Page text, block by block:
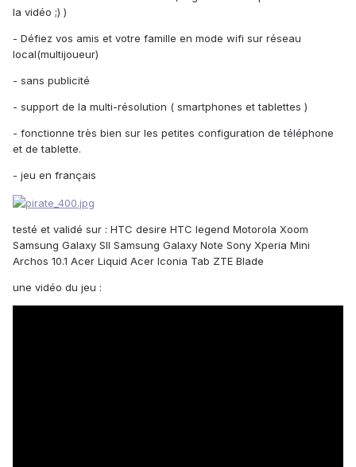
la vidéo ;) )
- Défiez vos amis et votre famille en mode wifi sur réseau
local(multijoueur)
- sans publicité
- support de la multi-résolution ( smartphones et tablettes )
- fonctionne très bien sur les petites configuration de téléphone
et de tablette.
- jeu en français
testé et validé sur : HTC desire HTC legend Motorola Xoom
Samsung Galaxy SII Samsung Galaxy Note Sony Xperia Mini
Archos 10.1 Acer Liquid Acer Iconia Tab ZTE Blade
une vidéo du jeu :